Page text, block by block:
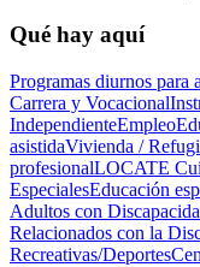
Qué hay aquí
Programas diurnos para
Carrera y Vocacional
IndependienteEmpleo
asistidaVivienda /
profesionalLOCATE
EspecialesEducación
Adultos con
Relacionados con la
Recreativas/Deportes